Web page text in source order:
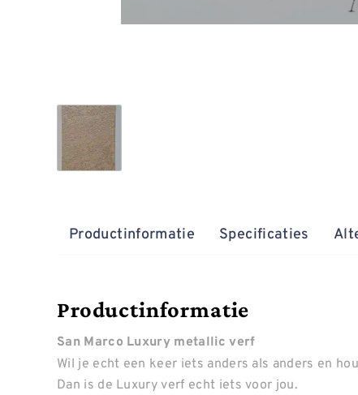
Productinformatie Specificaties
Productinformatie
San Marco Luxury metallic verf
Wil je echt een keer iets anders als anders en
Dan is de Luxury verf echt iets voor jou.